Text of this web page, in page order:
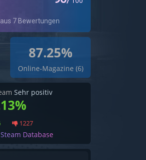
87.25%
Online-Magazine (6)
Sehr positiv
1227
Database